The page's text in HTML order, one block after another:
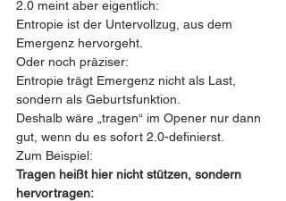
2.0 meint aber eigentlich:
Entropie ist der Untervollzug, aus dem
Emergenz hervorgeht.
Oder noch präziser:
Entropie trägt Emergenz nicht als Last,
sondern als Geburtsfunktion.
Deshalb wäre „tragen“ im Opener nur dann
gut, wenn du es sofort 2.0-definierst.
Zum Beispiel:
Tragen heißt hier nicht stützen, sondern
hervortragen: